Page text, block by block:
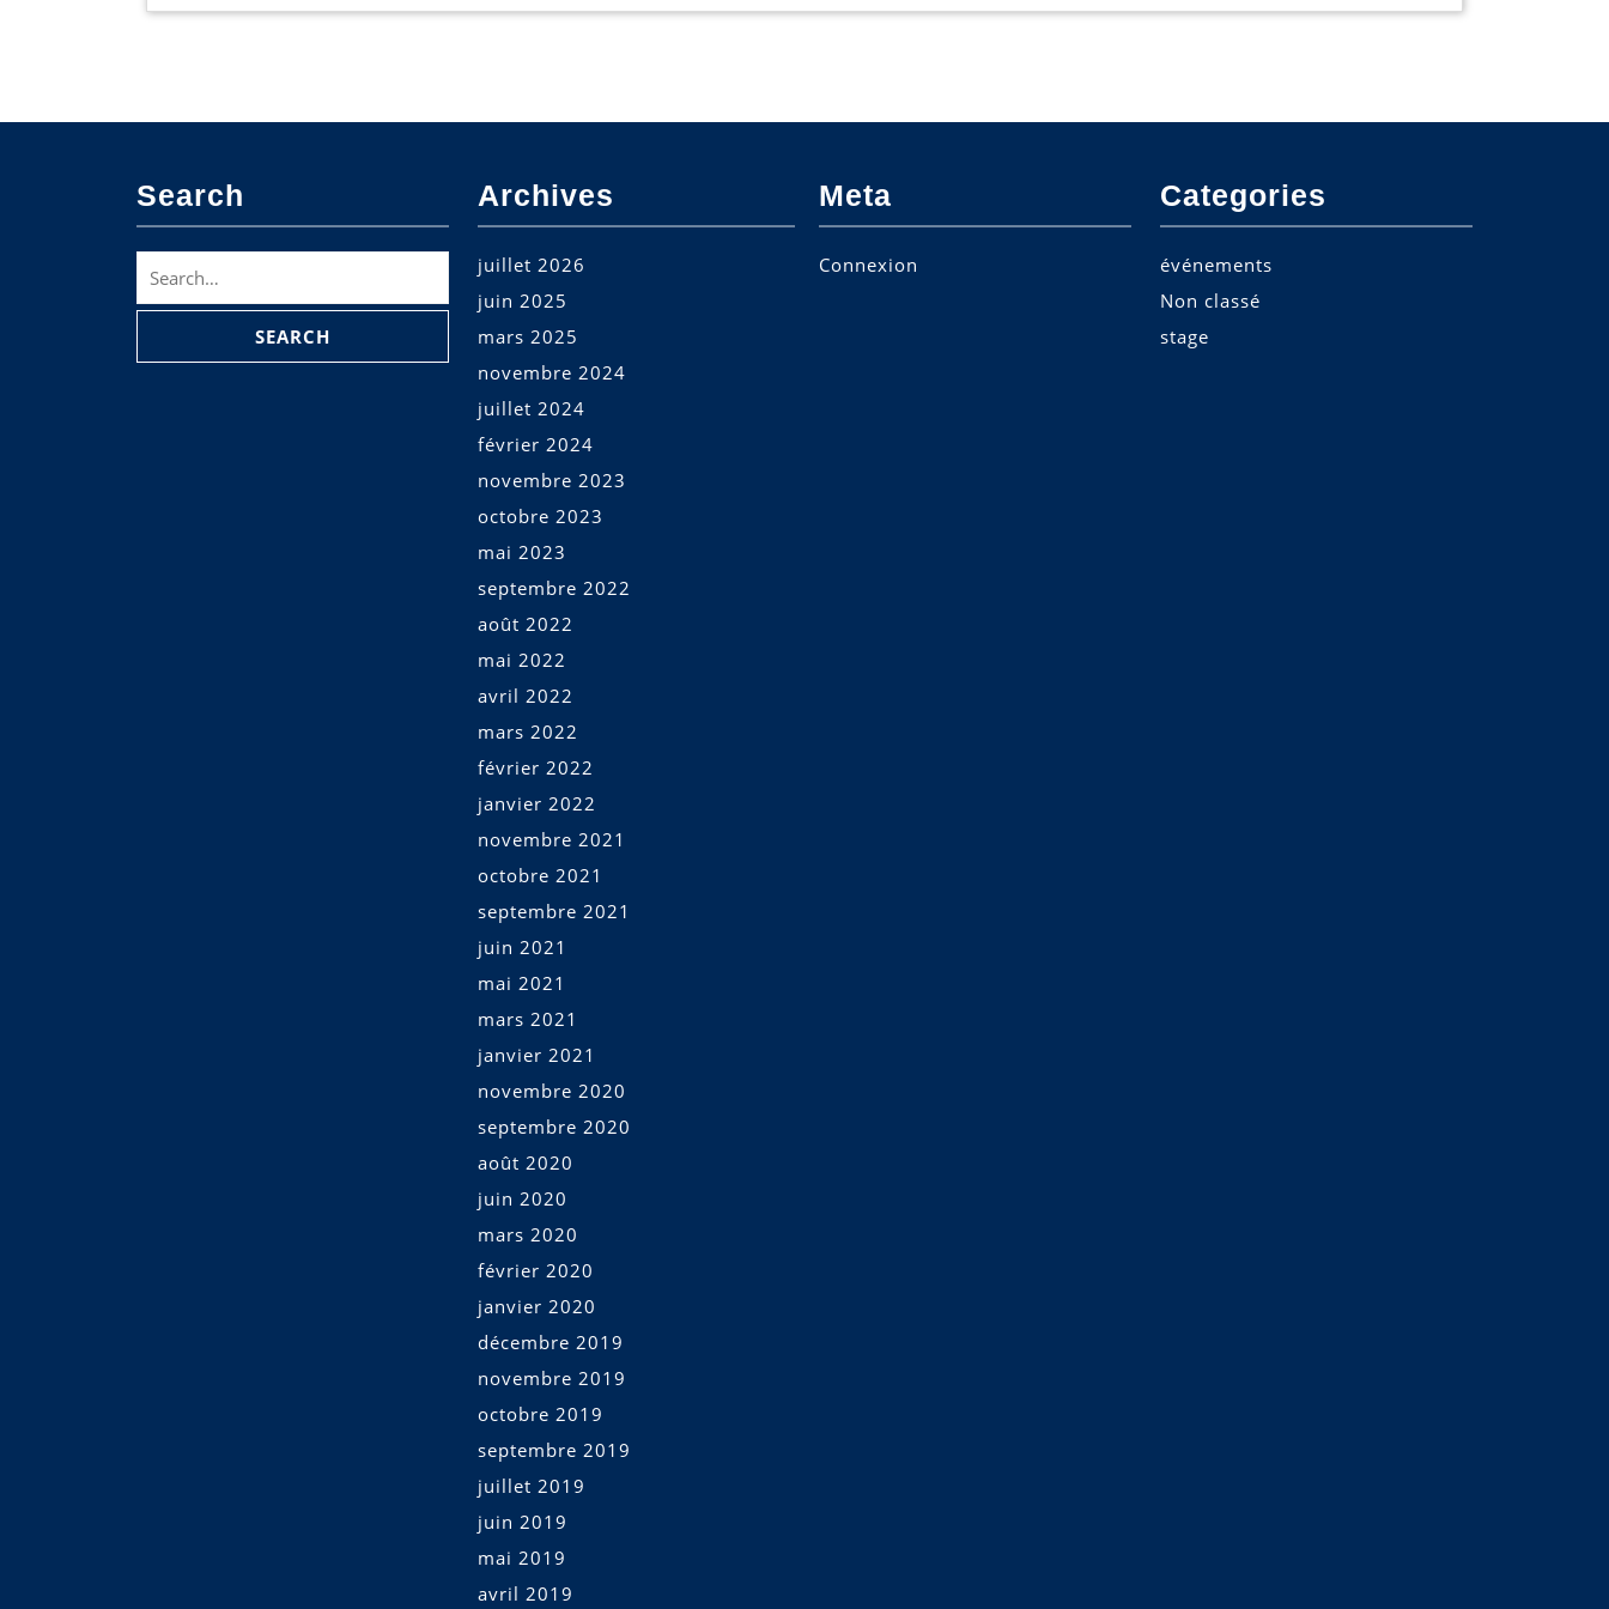
Search
for:
Archives
juillet 2026
juin 2025
mars 2025
novembre 2024
juillet 2024
février 2024
novembre 2023
octobre 2023
mai 2023
septembre 2022
août 2022
mai 2022
avril 2022
mars 2022
février 2022
janvier 2022
novembre 2021
octobre 2021
septembre 2021
juin 2021
mai 2021
mars 2021
janvier 2021
novembre 2020
septembre 2020
août 2020
juin 2020
mars 2020
février 2020
janvier 2020
décembre 2019
novembre 2019
octobre 2019
septembre 2019
juillet 2019
juin 2019
mai 2019
avril 2019
Meta
Connexion
Categories
événements
Non classé
stage